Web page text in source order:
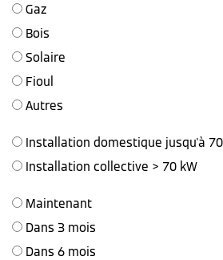
Gaz
Bois
Solaire
Fioul
Autres
Installation domestique jusqu'à
Installation collective > 70 kW
Maintenant
Dans 3 mois
Dans 6 mois